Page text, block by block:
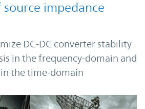
impedance
DC-DC converter stability
in the frequency-domain and
the time-domain